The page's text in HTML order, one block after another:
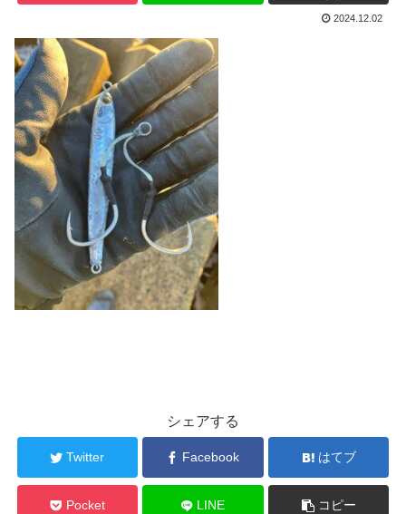
2024.12.02
シェアする
Twitter Facebook はてブ
Pocket LINE コピー